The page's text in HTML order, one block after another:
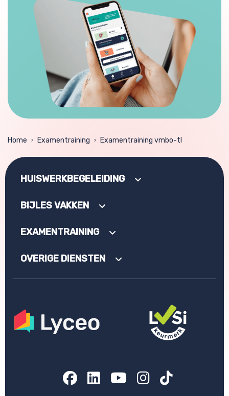
Home > Examentraining > Examentraining vmbo-tl
HUISWERKBEGELEIDING
BIJLES VAKKEN
EXAMENTRAINING
OVERIGE DIENSTEN
Facebook
LinkedIn
YouTube
Instagram
TikTok